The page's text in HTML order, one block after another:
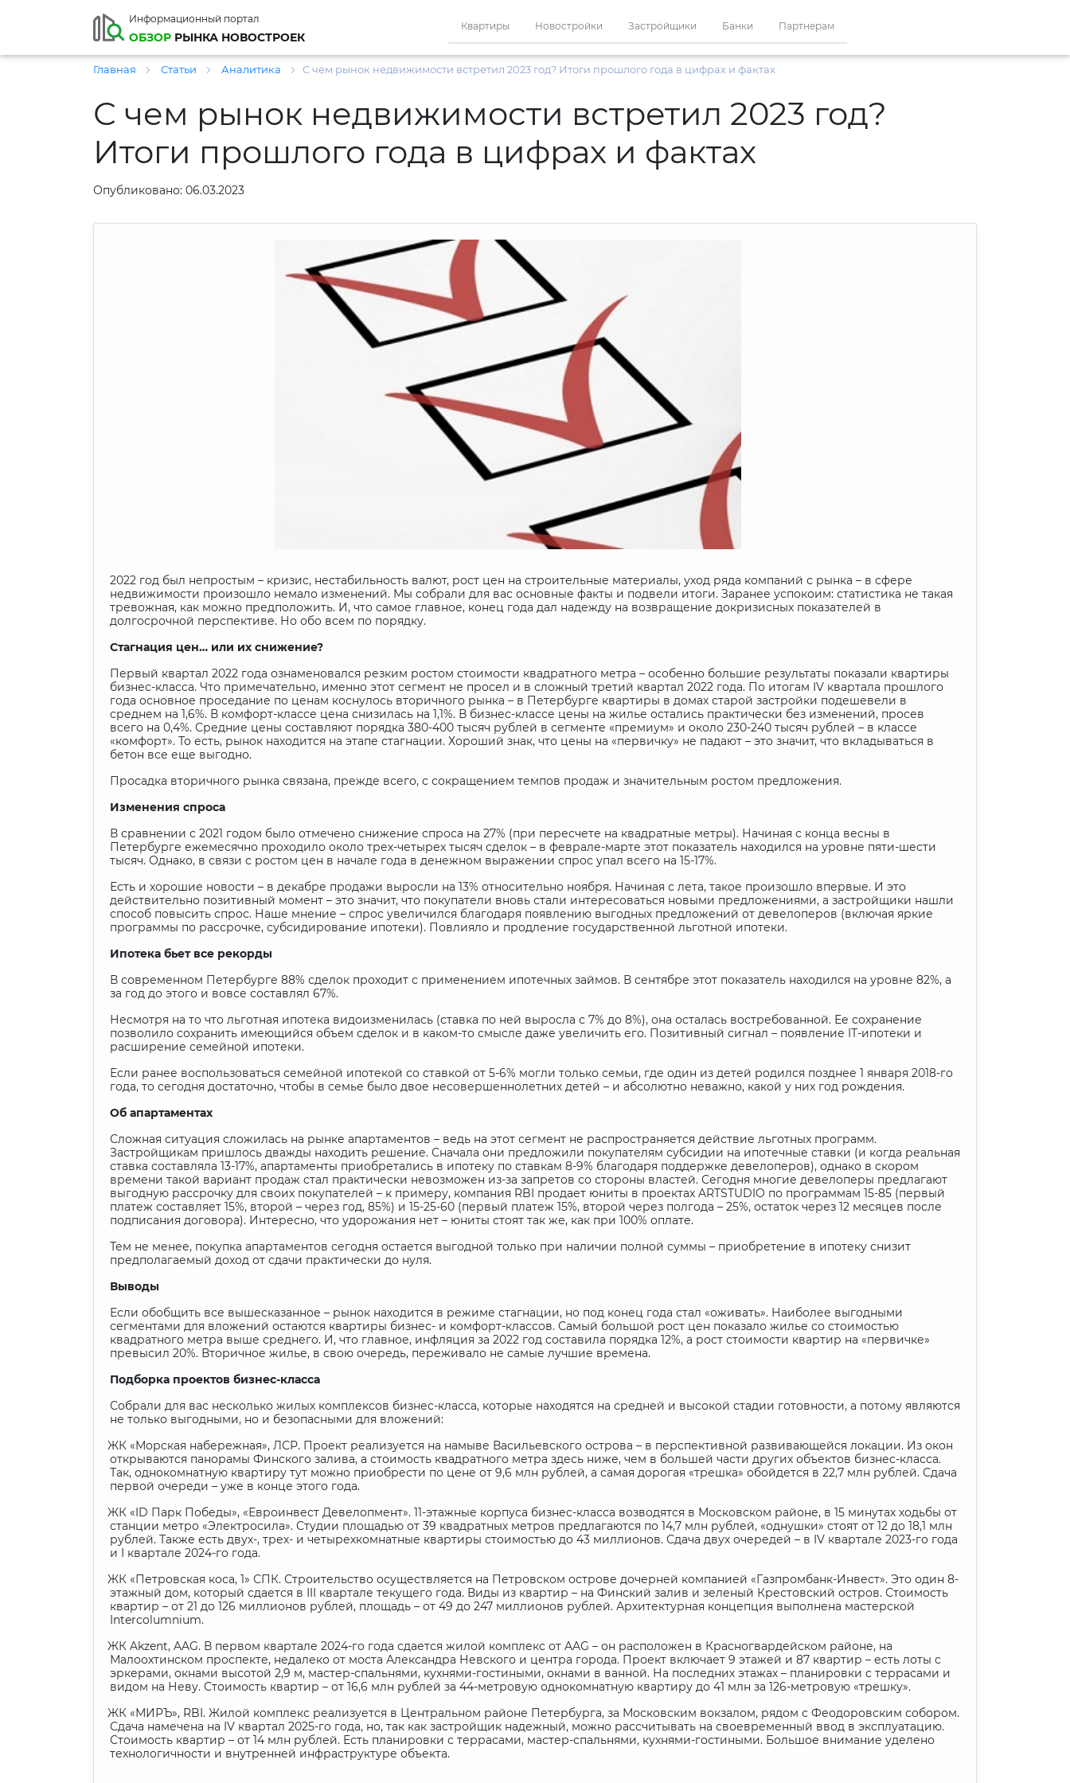
Информационный портал
ОБЗОР РЫНКА НОВОСТРОЕК
Квартиры Новостройки Застройщики Банки Партнерам
Главная Статьи Аналитика С чем рынок недвижимости встретил 2023 год? Итоги прошлого года в цифрах и фактах
С чем рынок недвижимости встретил 2023 год?
Итоги прошлого года в цифрах и фактах
Опубликовано: 06.03.2023
2022 год был непростым – кризис, нестабильность валют, рост цен на строительные материалы, уход ряда компаний с рынка – в сфере
недвижимости произошло немало изменений. Мы собрали для вас основные факты и подвели итоги. Заранее успокоим: статистика не такая
тревожная, как можно предположить. И, что самое главное, конец года дал надежду на возвращение докризисных показателей в
долгосрочной перспективе. Но обо всем по порядку.
Стагнация цен… или их снижение?
Первый квартал 2022 года ознаменовался резким ростом стоимости квадратного метра – особенно большие результаты показали квартиры
бизнес-класса. Что примечательно, именно этот сегмент не просел и в сложный третий квартал 2022 года. По итогам IV квартала прошлого
года основное проседание по ценам коснулось вторичного рынка – в Петербурге квартиры в домах старой застройки подешевели в
среднем на 1,6%. В комфорт-классе цена снизилась на 1,1%. В бизнес-классе цены на жилье остались практически без изменений, просев
всего на 0,4%. Средние цены составляют порядка 380-400 тысяч рублей в сегменте «премиум» и около 230-240 тысяч рублей – в классе
«комфорт». То есть, рынок находится на этапе стагнации. Хороший знак, что цены на «первичку» не падают – это значит, что вкладываться в
бетон все еще выгодно.
Просадка вторичного рынка связана, прежде всего, с сокращением темпов продаж и значительным ростом предложения.
Изменения спроса
В сравнении с 2021 годом было отмечено снижение спроса на 27% (при пересчете на квадратные метры). Начиная с конца весны в
Петербурге ежемесячно проходило около трех-четырех тысяч сделок – в феврале-марте этот показатель находился на уровне пяти-шести
тысяч. Однако, в связи с ростом цен в начале года в денежном выражении спрос упал всего на 15-17%.
Есть и хорошие новости – в декабре продажи выросли на 13% относительно ноября. Начиная с лета, такое произошло впервые. И это
действительно позитивный момент – это значит, что покупатели вновь стали интересоваться новыми предложениями, а застройщики нашли
способ повысить спрос. Наше мнение – спрос увеличился благодаря появлению выгодных предложений от девелоперов (включая яркие
программы по рассрочке, субсидирование ипотеки). Повлияло и продление государственной льготной ипотеки.
Ипотека бьет все рекорды
В современном Петербурге 88% сделок проходит с применением ипотечных займов. В сентябре этот показатель находился на уровне 82%, а
за год до этого и вовсе составлял 67%.
Несмотря на то что льготная ипотека видоизменилась (ставка по ней выросла с 7% до 8%), она осталась востребованной. Ее сохранение
позволило сохранить имеющийся объем сделок и в каком-то смысле даже увеличить его. Позитивный сигнал – появление IT-ипотеки и
расширение семейной ипотеки.
Если ранее воспользоваться семейной ипотекой со ставкой от 5-6% могли только семьи, где один из детей родился позднее 1 января 2018-го
года, то сегодня достаточно, чтобы в семье было двое несовершеннолетних детей – и абсолютно неважно, какой у них год рождения.
Об апартаментах
Сложная ситуация сложилась на рынке апартаментов – ведь на этот сегмент не распространяется действие льготных программ.
Застройщикам пришлось дважды находить решение. Сначала они предложили покупателям субсидии на ипотечные ставки (и когда реальная
ставка составляла 13-17%, апартаменты приобретались в ипотеку по ставкам 8-9% благодаря поддержке девелоперов), однако в скором
времени такой вариант продаж стал практически невозможен из-за запретов со стороны властей. Сегодня многие девелоперы предлагают
выгодную рассрочку для своих покупателей – к примеру, компания RBI продает юниты в проектах ARTSTUDIO по программам 15-85 (первый
платеж составляет 15%, второй – через год, 85%) и 15-25-60 (первый платеж 15%, второй через полгода – 25%, остаток через 12 месяцев после
подписания договора). Интересно, что удорожания нет – юниты стоят так же, как при 100% оплате.
Тем не менее, покупка апартаментов сегодня остается выгодной только при наличии полной суммы – приобретение в ипотеку снизит
предполагаемый доход от сдачи практически до нуля.
Выводы
Если обобщить все вышесказанное – рынок находится в режиме стагнации, но под конец года стал «оживать». Наиболее выгодными
сегментами для вложений остаются квартиры бизнес- и комфорт-классов. Самый большой рост цен показало жилье со стоимостью
квадратного метра выше среднего. И, что главное, инфляция за 2022 год составила порядка 12%, а рост стоимости квартир на «первичке»
превысил 20%. Вторичное жилье, в свою очередь, переживало не самые лучшие времена.
Подборка проектов бизнес-класса
Собрали для вас несколько жилых комплексов бизнес-класса, которые находятся на средней и высокой стадии готовности, а потому являются
не только выгодными, но и безопасными для вложений:
ЖК «Морская набережная», ЛСР. Проект реализуется на намыве Васильевского острова – в перспективной развивающейся локации. Из окон
открываются панорамы Финского залива, а стоимость квадратного метра здесь ниже, чем в большей части других объектов бизнес-класса.
Так, однокомнатную квартиру тут можно приобрести по цене от 9,6 млн рублей, а самая дорогая «трешка» обойдется в 22,7 млн рублей. Сдача
первой очереди – уже в конце этого года.
ЖК «ID Парк Победы», «Евроинвест Девелопмент». 11-этажные корпуса бизнес-класса возводятся в Московском районе, в 15 минутах ходьбы от
станции метро «Электросила». Студии площадью от 39 квадратных метров предлагаются по 14,7 млн рублей, «однушки» стоят от 12 до 18,1 млн
рублей. Также есть двух-, трех- и четырехкомнатные квартиры стоимостью до 43 миллионов. Сдача двух очередей – в IV квартале 2023-го года
и I квартале 2024-го года.
ЖК «Петровская коса, 1» СПК. Строительство осуществляется на Петровском острове дочерней компанией «Газпромбанк-Инвест». Это один 8-
этажный дом, который сдается в III квартале текущего года. Виды из квартир – на Финский залив и зеленый Крестовский остров. Стоимость
квартир – от 21 до 126 миллионов рублей, площадь – от 49 до 247 миллионов рублей. Архитектурная концепция выполнена мастерской
Intercolumnium.
ЖК Akzent, AAG. В первом квартале 2024-го года сдается жилой комплекс от AAG – он расположен в Красногвардейском районе, на
Малоохтинском проспекте, недалеко от моста Александра Невского и центра города. Проект включает 9 этажей и 87 квартир – есть лоты с
эркерами, окнами высотой 2,9 м, мастер-спальнями, кухнями-гостиными, окнами в ванной. На последних этажах – планировки с террасами и
видом на Неву. Стоимость квартир – от 16,6 млн рублей за 44-метровую однокомнатную квартиру до 41 млн за 126-метровую «трешку».
ЖК «МИРЪ», RBI. Жилой комплекс реализуется в Центральном районе Петербурга, за Московским вокзалом, рядом с Феодоровским собором.
Сдача намечена на IV квартал 2025-го года, но, так как застройщик надежный, можно рассчитывать на своевременный ввод в эксплуатацию.
Стоимость квартир – от 14 млн рублей. Есть планировки с террасами, мастер-спальнями, кухнями-гостиными. Большое внимание уделено
технологичности и внутренней инфраструктуре объекта.